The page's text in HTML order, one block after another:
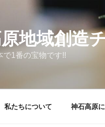
地域創造
で1番の宝物です!!
私たちについて 神石高原